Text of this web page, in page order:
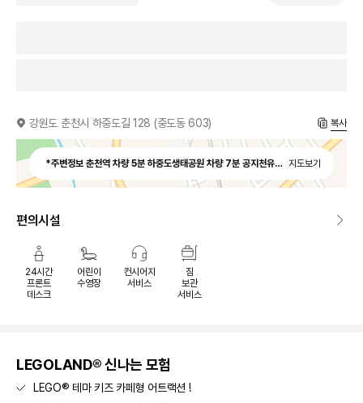
강원도 춘천시 하중도길 128 (중도동 603) 복사
*주변정보 춘천역 차량 5분 하중도생태공원 차량 7분 공지천유원지 차량 10분
지도보기
편의시설
24시간
프론트
데스크
어린이
수영장
컨시어지
서비스
짐
보관
서비스
LEGOLAND® 신나는 모험
LEGO® 테마 키즈 카페형 어트랙션 !